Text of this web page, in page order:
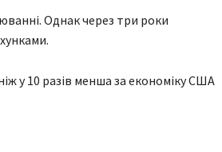
Однак через три роки
у 10 разів менша за економіку США